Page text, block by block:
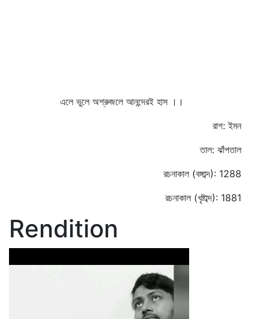
এলে ভুলে অশ্রুজলে আনন্দেরই হাস ।।
রাগ: ইমন
তাল: ঝাঁপতাল
রচনাকাল (বঙ্গাব্দ): 1288
রচনাকাল (খৃষ্টাব্দ): 1881
Rendition